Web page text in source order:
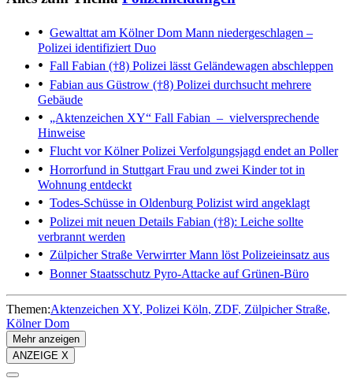
Gewalttat am Kölner Dom Mann niedergeschlagen –
Polizei identifiziert Duo
Fall Fabian (†8) Polizei lässt Geländewagen abschleppen
Fabian aus Güstrow (†8) Polizei durchsucht mehrere
Gebäude
„Aktenzeichen XY“ Fall Fabian – vielversprechende
Hinweise
Flucht vor Kölner Polizei Verfolgungsjagd endet an Poller
Horrorfund in Stuttgart Frau und zwei Kinder tot in
Wohnung entdeckt
Todes-Schüsse in Oldenburg Polizist wird angeklagt
Polizei mit neuen Details Fabian (†8): Leiche sollte
verbrannt werden
Zülpicher Straße Verwirrter Mann löst Polizeieinsatz aus
Bonner Staatsschutz Pyro-Attacke auf Grünen-Büro
Themen:Aktenzeichen XY Polizei Köln ZDF Zülpicher Straße
Kölner Dom
Mehr anzeigen
ANZEIGE X